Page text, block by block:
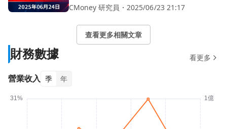
CMoney 研究員 ・ 2025/06/23 21:17
查看更多相關文章
財務數據 看更多
營業收入 季 年